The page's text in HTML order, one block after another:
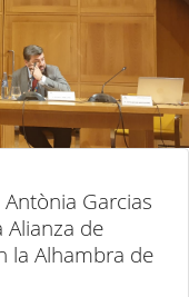
Garcias
Alianza de
la Alhambra de